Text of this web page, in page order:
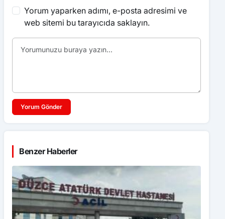
Yorum yaparken adımı, e-posta adresimi ve
web sitemi bu tarayıcıda saklayın.
Yorum Gönder
Benzer Haberler